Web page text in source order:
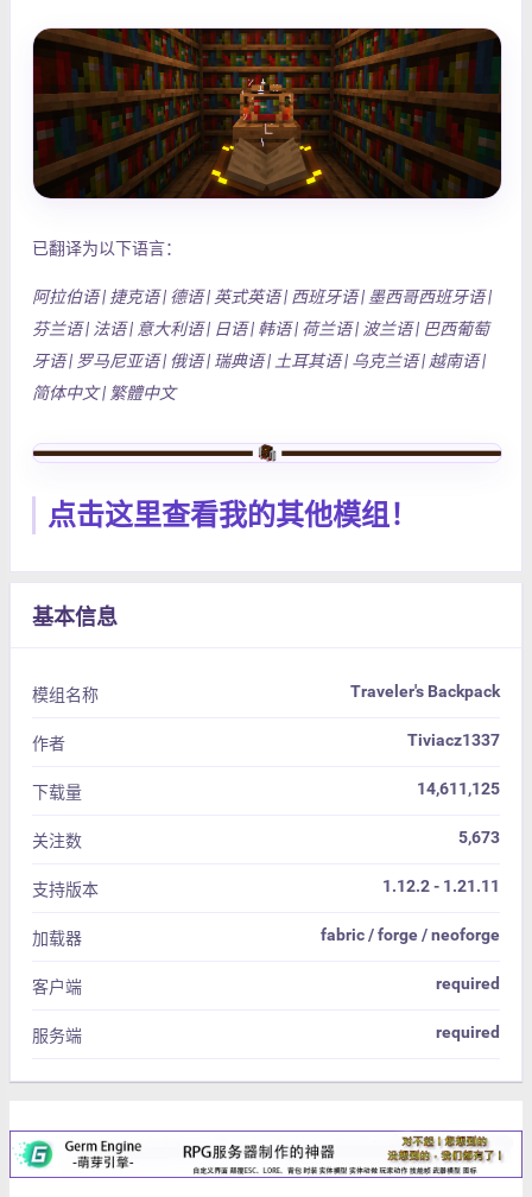
已翻译为以下语言：
阿拉伯语 | 捷克语 | 德语 | 英式英语 | 西班牙语 | 墨西哥西班牙语 |
芬兰语 | 法语 | 意大利语 | 日语 | 韩语 | 荷兰语 | 波兰语 | 巴西葡萄
牙语 | 罗马尼亚语 | 俄语 | 瑞典语 | 土耳其语 | 乌克兰语 | 越南语 |
简体中文 | 繁體中文
点击这里查看我的其他模组！
基本信息
模组名称 Traveler's Backpack
作者 Tiviacz1337
下载量 14,611,125
关注数 5,673
支持版本 1.12.2 - 1.21.11
加载器 fabric / forge / neoforge
客户端 required
服务端 required